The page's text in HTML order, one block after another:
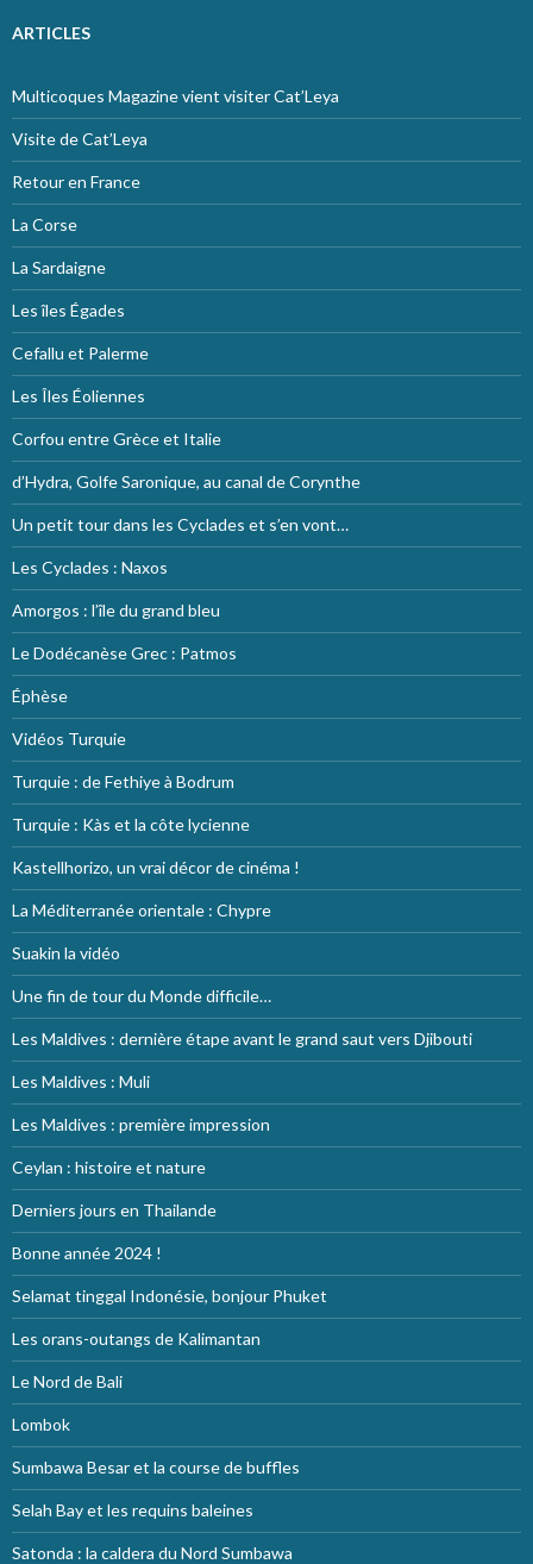
ARTICLES
Multicoques Magazine vient visiter Cat’Leya
Visite de Cat’Leya
Retour en France
La Corse
La Sardaigne
Les îles Égades
Cefallu et Palerme
Les Îles Éoliennes
Corfou entre Grèce et Italie
d’Hydra, Golfe Saronique, au canal de Corynthe
Un petit tour dans les Cyclades et s’en vont…
Les Cyclades : Naxos
Amorgos : l’île du grand bleu
Le Dodécanèse Grec : Patmos
Éphèse
Vidéos Turquie
Turquie : de Fethiye à Bodrum
Turquie : Kàs et la côte lycienne
Kastellhorizo, un vrai décor de cinéma !
La Méditerranée orientale : Chypre
Suakin la vidéo
Une fin de tour du Monde difficile…
Les Maldives : dernière étape avant le grand saut vers Djibouti
Les Maldives : Muli
Les Maldives : première impression
Ceylan : histoire et nature
Derniers jours en Thailande
Bonne année 2024 !
Selamat tinggal Indonésie, bonjour Phuket
Les orans-outangs de Kalimantan
Le Nord de Bali
Lombok
Sumbawa Besar et la course de buffles
Selah Bay et les requins baleines
Satonda : la caldera du Nord Sumbawa